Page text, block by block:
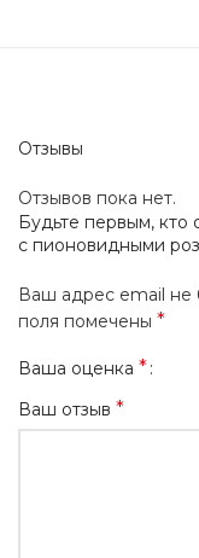
Отзывы
Отзывов пока нет.
Будьте первым, кто
с пионовидными
Ваш адрес email не
поля помечены *
Ваша оценка *
Ваш отзыв *